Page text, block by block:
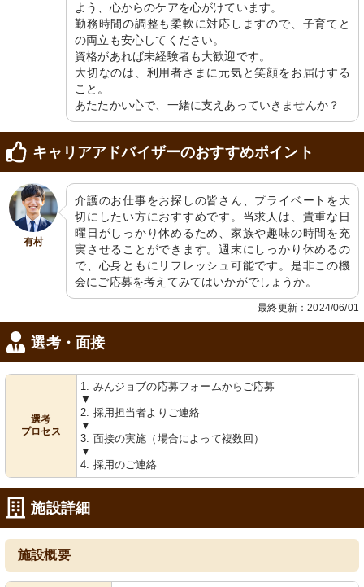
よう、心からのケアを心がけています。
勤務時間の調整も柔軟に対応しますので、子育てと
の両立も安心してください。
資格があれば未経験者も大歓迎です。
大切なのは、利用者さまに元気と笑顔をお届けする
こと。
あたたかい心で、一緒に支えあっていきませんか？
キャリアアドバイザーのおすすめポイント
有村
介護のお仕事をお探しの皆さん、プライベートを大
切にしたい方におすすめです。当求人は、貴重な日
曜日がしっかり休めるため、家族や趣味の時間を充
実させることができます。週末にしっかり休めるの
で、心身ともにリフレッシュ可能です。是非この機
会にご応募を考えてみてはいかがでしょうか。
最終更新：2024/06/01
選考・面接
選考
プロセス
1. みんジョブの応募フォームからご応募
▼
2. 採用担当者よりご連絡
▼
3. 面接の実施（場合によって複数回）
▼
4. 採用のご連絡
施設詳細
施設概要